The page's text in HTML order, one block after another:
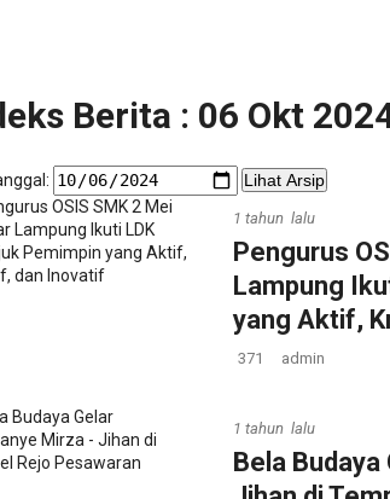
Berita : 06 Okt
Lihat Arsip
1 tahun lalu
Pengurus
Lampung
yang Aktif,
371 admin
1 tahun lalu
Bela